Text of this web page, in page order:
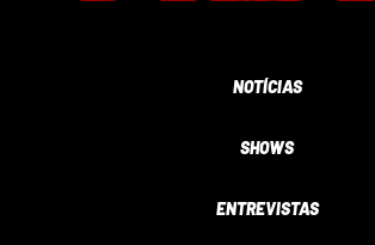
NOTÍCIAS
SHOWS
ENTREVISTAS